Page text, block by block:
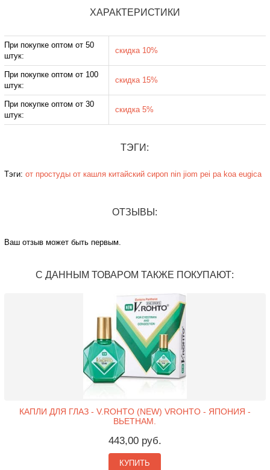
ХАРАКТЕРИСТИКИ
При покупке оптом от 50
штук:
скидка 10%
При покупке оптом от 100
штук:
скидка 15%
При покупке оптом от 30
штук:
скидка 5%
ТЭГИ:
Тэги: от простуды от кашля китайский сироп nin jiom pei pa koa eugica
ОТЗЫВЫ:
Ваш отзыв может быть первым.
С ДАННЫМ ТОВАРОМ ТАКЖЕ ПОКУПАЮТ:
КАПЛИ ДЛЯ ГЛАЗ - V.ROHTO (NEW) VROHTO - ЯПОНИЯ -
ВЬЕТНАМ.
443,00 руб.
КУПИТЬ